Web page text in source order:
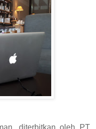
diterbitkan oleh PT.